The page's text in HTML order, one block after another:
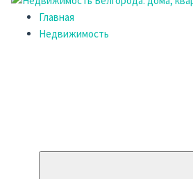
Главная
Недвижимость